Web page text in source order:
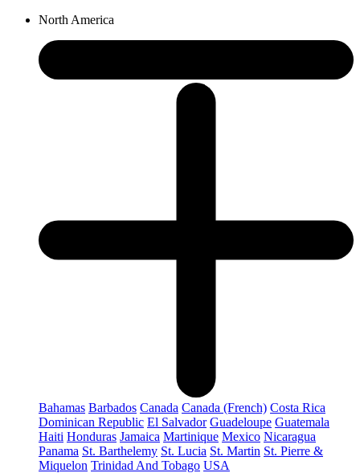
North America
Bahamas Barbados Canada Canada (French) Costa Rica
Dominican Republic El Salvador Guadeloupe Guatemala
Haiti Honduras Jamaica Martinique Mexico Nicaragua
Panama St. Barthelemy St. Lucia St. Martin St. Pierre &
Miquelon Trinidad And Tobago USA